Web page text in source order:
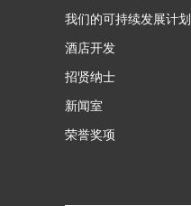
我们的可持续发展计划
酒店开发
招贤纳士
新闻室
荣誉奖项